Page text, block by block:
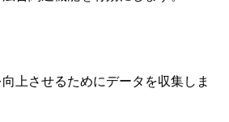
上させるためにデータを収集しま